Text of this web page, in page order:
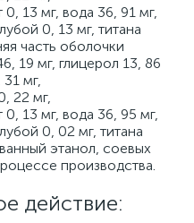
13 мг, вода 36, 91 мг,
0, 13 мг, титана
часть оболочки
19 мг, глицерол 13, 86
мг,
22 мг,
13 мг, вода 36, 95 мг,
0, 02 мг, титана
этанол, соевых
производства.
действие: